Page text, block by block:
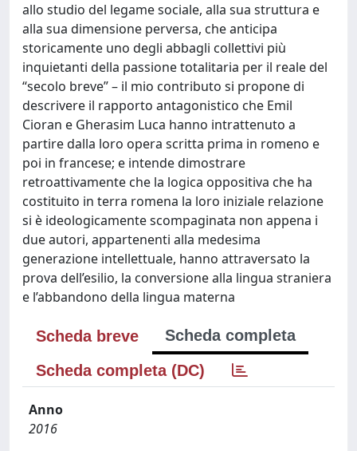
allo studio del legame sociale, alla sua struttura e
alla sua dimensione perversa, che anticipa
storicamente uno degli abbagli collettivi più
inquietanti della passione totalitaria per il reale del
“secolo breve” – il mio contributo si propone di
descrivere il rapporto antagonistico che Emil
Cioran e Gherasim Luca hanno intrattenuto a
partire dalla loro opera scritta prima in romeno e
poi in francese; e intende dimostrare
retroattivamente che la logica oppositiva che ha
costituito in terra romena la loro iniziale relazione
si è ideologicamente scompaginata non appena i
due autori, appartenenti alla medesima
generazione intellettuale, hanno attraversato la
prova dell’esilio, la conversione alla lingua straniera
e l’abbandono della lingua materna
Scheda breve
Scheda completa
Scheda completa (DC)
Anno
2016